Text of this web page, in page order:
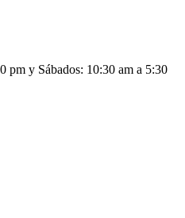
pm y Sábados: 10:30 am a 5:30